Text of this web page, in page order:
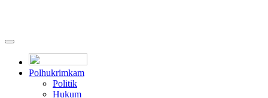
Polhukrimkam
Politik
Hukum